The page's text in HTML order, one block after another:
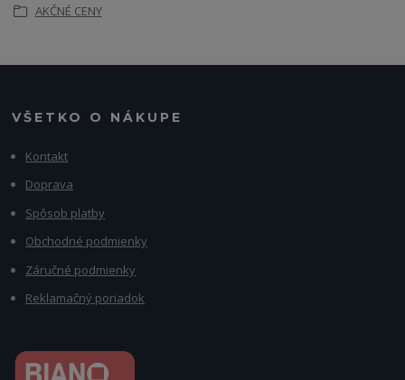
AKČNÉ CENY
VŠETKO O NÁKUPE
Kontakt
Doprava
Spôsob platby
Obchodné podmienky
Záručné podmienky
Reklamačný poriadok